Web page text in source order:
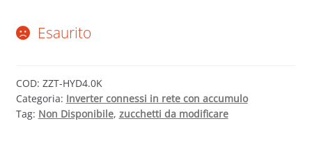
Esaurito
COD: ZZT-HYD4.0K
Categoria: Inverter connessi in rete con accumulo
Tag: Non Disponibile, zucchetti da modificare